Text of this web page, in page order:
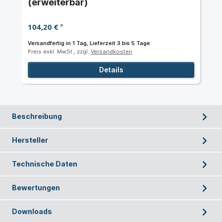
(erweiterbar)
104,20 €*
Versandfertig in 1 Tag, Lieferzeit 3 bis 5 Tage
Preis exkl. MwSt., zzgl. Versandkosten
Details
Beschreibung
Hersteller
Technische Daten
Bewertungen
Downloads